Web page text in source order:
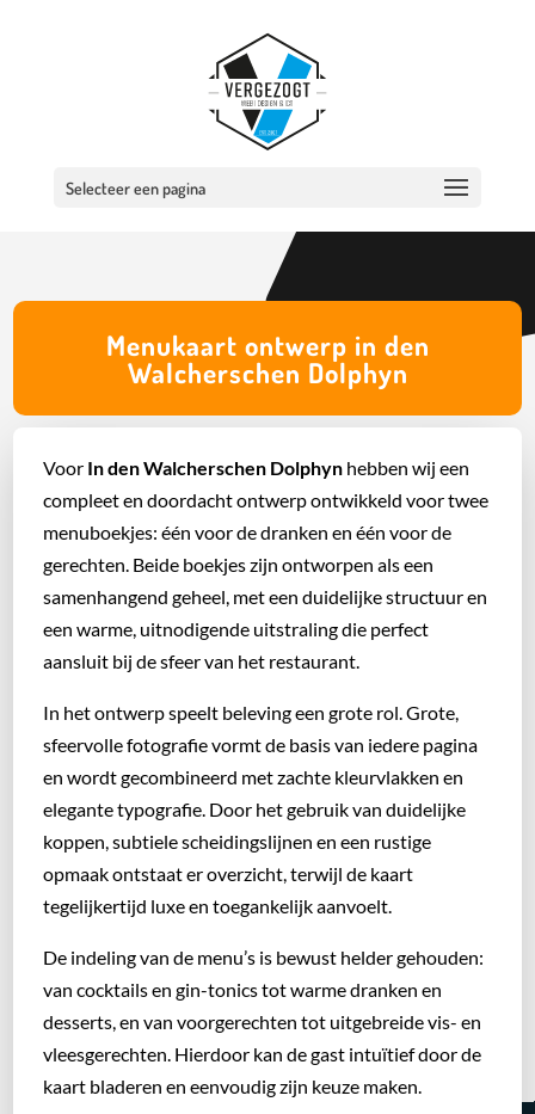
Selecteer een pagina
Menukaart ontwerp in den
Walcherschen Dolphyn
Voor In den Walcherschen Dolphyn hebben wij een
compleet en doordacht ontwerp ontwikkeld voor twee
menuboekjes: één voor de dranken en één voor de
gerechten. Beide boekjes zijn ontworpen als een
samenhangend geheel, met een duidelijke structuur en
een warme, uitnodigende uitstraling die perfect
aansluit bij de sfeer van het restaurant.
In het ontwerp speelt beleving een grote rol. Grote,
sfeervolle fotografie vormt de basis van iedere pagina
en wordt gecombineerd met zachte kleurvlakken en
elegante typografie. Door het gebruik van duidelijke
koppen, subtiele scheidingslijnen en een rustige
opmaak ontstaat er overzicht, terwijl de kaart
tegelijkertijd luxe en toegankelijk aanvoelt.
De indeling van de menu’s is bewust helder gehouden:
van cocktails en gin-tonics tot warme dranken en
desserts, en van voorgerechten tot uitgebreide vis- en
vleesgerechten. Hierdoor kan de gast intuïtief door de
kaart bladeren en eenvoudig zijn keuze maken.